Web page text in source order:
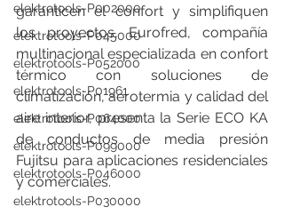
elektrotools-P002000
elektrotools-P045000
elektrotools-P052000
elektrotools-P01961
elektrotools-P064000
elektrotools-P099000
elektrotools-P046000
elektrotools-P030000
garanticen el confort y simplifiquen
los proyectos, Eurofred, compañía
multinacional especializada en confort
térmico con soluciones de
climatización, aerotermia y calidad del
aire interior, presenta la Serie ECO KA
de conductos de media presión
Fujitsu para aplicaciones residenciales
y comerciales.